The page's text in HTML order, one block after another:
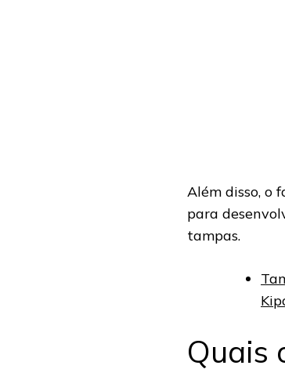
Além disso, o
para
tampas.
Quais